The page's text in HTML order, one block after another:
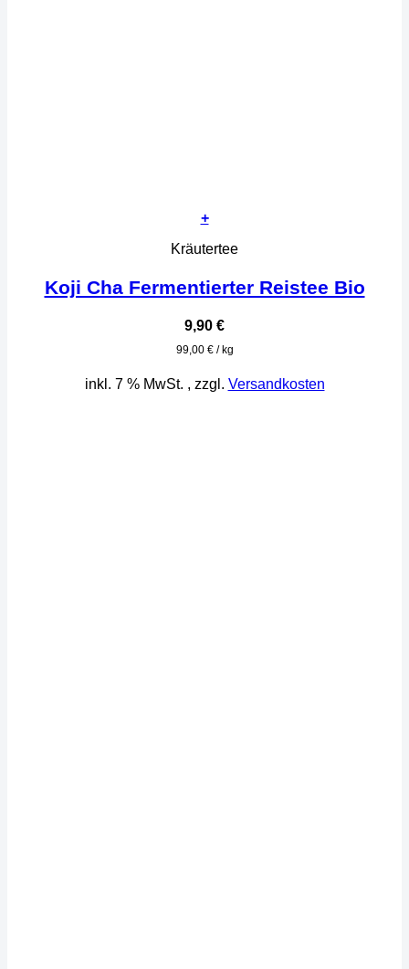
+
Kräutertee
Koji Cha Fermentierter Reistee Bio
9,90 €
99,00 €/kg
inkl. 7 % MwSt. , zzgl. Versandkosten